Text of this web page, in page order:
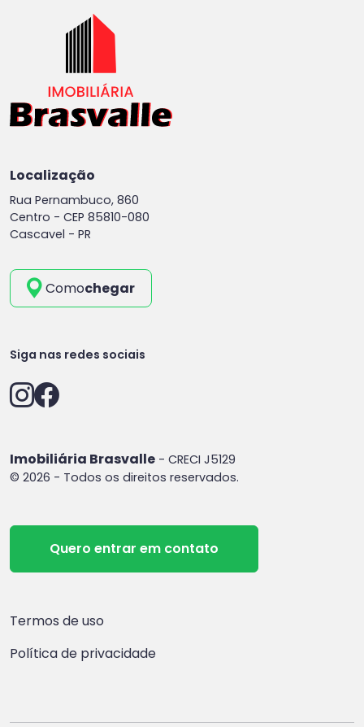
Localização
Rua Pernambuco, 860
Centro - CEP 85810-080
Cascavel - PR
Comochegar
Siga nas redes sociais
Imobiliária Brasvalle - CRECI J5129
© 2026 - Todos os direitos reservados.
Quero entrar em contato
Termos de uso
Política de privacidade